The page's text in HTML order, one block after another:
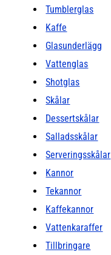
Tumblerglas
Kaffe
Glasunderlägg
Vattenglas
Shotglas
Skålar
Dessertskålar
Salladsskålar
Serveringsskålar
Kannor
Tekannor
Kaffekannor
Vattenkaraffer
Tillbringare